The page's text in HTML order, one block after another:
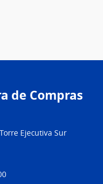
de Compras
Ejecutiva Sur